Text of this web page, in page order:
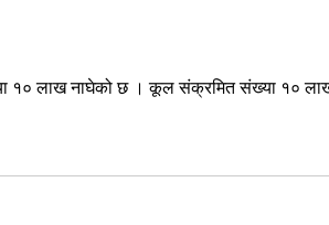
१० लाख नाघेको छ । कूल संक्रमित संख्या १०